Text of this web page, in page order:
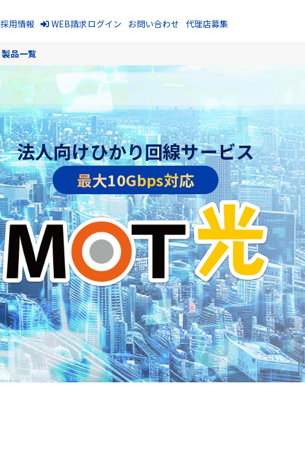
製品一覧
採用情報 WEB請求ログイン お問い合わせ 代理店募集
法人向けひかり回線サービス
最大10Gbps対応